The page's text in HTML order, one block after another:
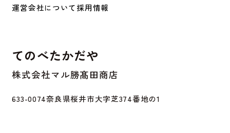
てのべたかだや
株式会社マル勝髙田商店
633-0074奈良県桜井市大字芝374番地の1
運営会社について採用情報